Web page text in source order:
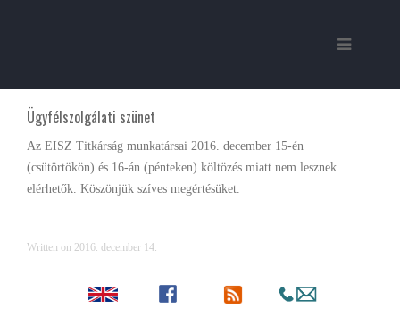
Ügyfélszolgálati szünet
Az EISZ Titkárság munkatársai 2016. december 15-én
(csütörtökön) és 16-án (pénteken) költözés miatt nem lesznek
elérhetők. Köszönjük szíves megértésüket.
Written on 2016. december 14.